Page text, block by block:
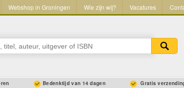
Webshop in Groningen Wie zijn wij? Vacatures
Bedenktijd van 14 dagen Gratis